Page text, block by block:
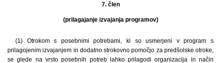
7. člen
(prilagajanje izvajanja programov)
(1) Otrokom s posebnimi potrebami, ki so usmerjeni v program s
prilagojenim izvajanjem in dodatno strokovno pomočjo za predšolske otroke,
se glede na vrsto posebnih potreb lahko prilagodi organizacija in način